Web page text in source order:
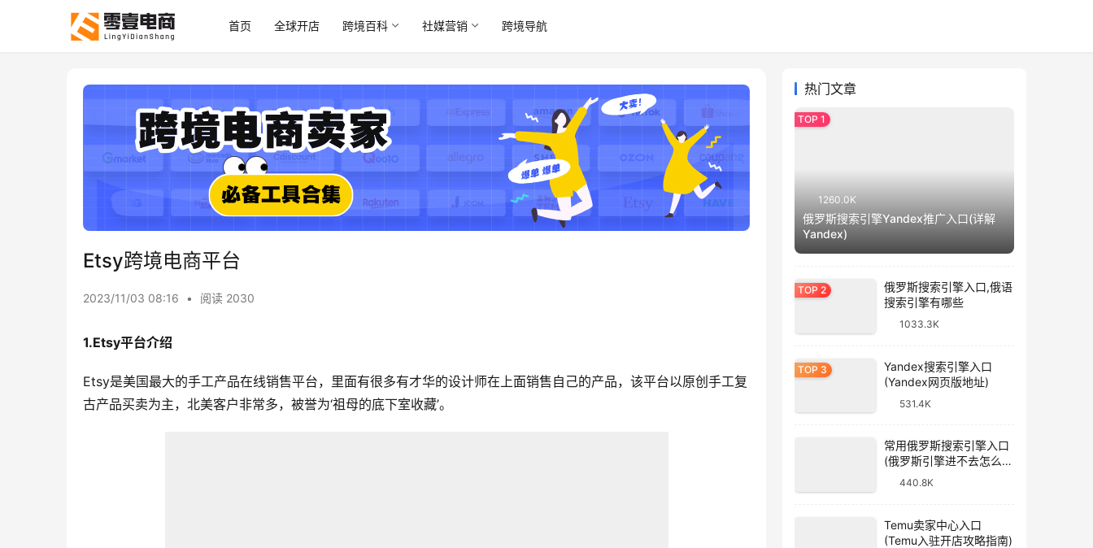
首页 全球开店 跨境百科 社媒营销 跨境导航
Etsy跨境电商平台
2023/11/03 08:16 • 阅读 2030
1.Etsy平台介绍
Etsy是美国最大的手工产品在线销售平台，里面有很多有才华的设计师在上面销售自己的产品，该平台以原创手工复
古产品买卖为主，北美客户非常多，被誉为‘祖母的底下室收藏’。
热门文章
1260.0K
俄罗斯搜索引擎Yandex推广入口(详解
Yandex)
俄罗斯搜索引擎入口,俄语
搜索引擎有哪些
1033.3K
Yandex搜索引擎入口
(Yandex网页版地址)
531.4K
常用俄罗斯搜索引擎入口
(俄罗斯引擎进不去怎么
440.8K
Temu卖家中心入口
(Temu入驻开店攻略指南)